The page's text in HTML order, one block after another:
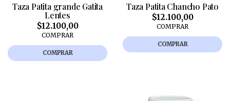
Taza Patita grande Gatita
Lentes
$12.100,00
COMPRAR
COMPRAR
Taza Patita Chancho Pato
$12.100,00
COMPRAR
COMPRAR